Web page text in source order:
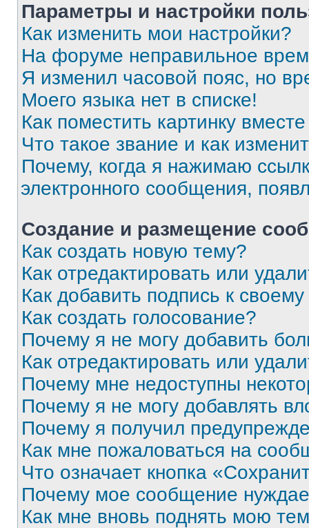
Параметры и настройки
Как изменить мои настройки?
На форуме неправильное
Я изменил часовой пояс, но
Моего языка нет в списке!
Как поместить картинку
Что такое звание и как
Почему, когда я нажимаю
электронного сообщения,
Создание и размещение
Как создать новую тему?
Как отредактировать или
Как добавить подпись к
Как создать голосование?
Почему я не могу добавить
Как отредактировать или
Почему мне недоступны
Почему я не могу добавлять
Почему я получил
Как мне пожаловаться на
Что означает кнопка
Почему мое сообщение
Как мне вновь поднять мою